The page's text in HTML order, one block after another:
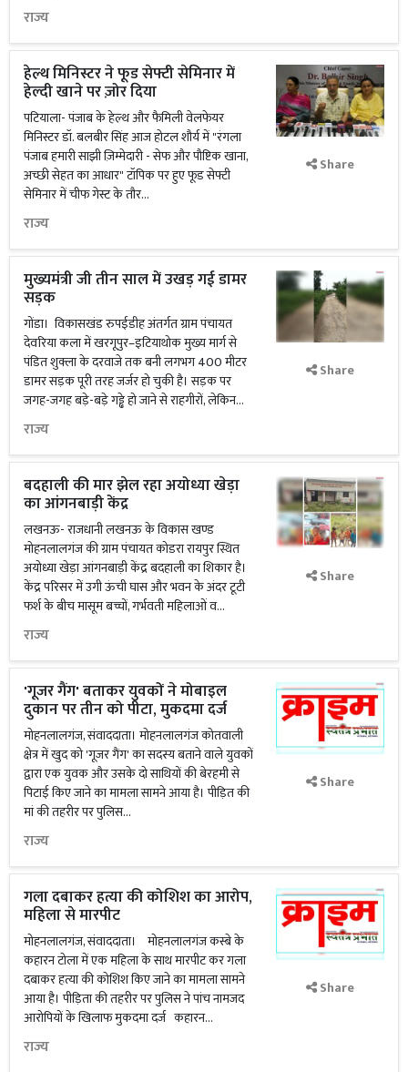
राज्य
हेल्थ मिनिस्टर ने फूड सेफ्टी सेमिनार में
हेल्दी खाने पर ज़ोर दिया
पटियाला- पंजाब के हेल्थ और फैमिली वेलफेयर
मिनिस्टर डॉ. बलबीर सिंह आज होटल शौर्य में "रंगला
पंजाब हमारी साझी ज़िम्मेदारी - सेफ और पौष्टिक खाना,
अच्छी सेहत का आधार" टॉपिक पर हुए फूड सेफ्टी
सेमिनार में चीफ गेस्ट के तौर...
राज्य
Share
मुख्यमंत्री जी तीन साल में उखड़ गई डामर
सड़क
गोंडा। विकासखंड रुपईडीह अंतर्गत ग्राम पंचायत
देवरिया कला में खरगूपुर–इटियाथोक मुख्य मार्ग से
पंडित शुक्ला के दरवाजे तक बनी लगभग 400 मीटर
डामर सड़क पूरी तरह जर्जर हो चुकी है। सड़क पर
जगह-जगह बड़े-बड़े गड्ढे हो जाने से राहगीरों, लेकिन...
राज्य
Share
बदहाली की मार झेल रहा अयोध्या खेड़ा
का आंगनबाड़ी केंद्र
लखनऊ- राजधानी लखनऊ के विकास खण्ड
मोहनलालगंज की ग्राम पंचायत कोडरा रायपुर स्थित
अयोध्या खेड़ा आंगनबाड़ी केंद्र बदहाली का शिकार है।
केंद्र परिसर में उगी ऊंची घास और भवन के अंदर टूटी
फर्श के बीच मासूम बच्चों, गर्भवती महिलाओं व...
राज्य
Share
'गूजर गैंग' बताकर युवकों ने मोबाइल
दुकान पर तीन को पीटा, मुकदमा दर्ज
मोहनलालगंज, संवाददाता। मोहनलालगंज कोतवाली
क्षेत्र में खुद को 'गूजर गैंग' का सदस्य बताने वाले युवकों
द्वारा एक युवक और उसके दो साथियों की बेरहमी से
पिटाई किए जाने का मामला सामने आया है। पीड़ित की
मां की तहरीर पर पुलिस...
राज्य
Share
गला दबाकर हत्या की कोशिश का आरोप,
महिला से मारपीट
मोहनलालगंज, संवाददाता। मोहनलालगंज कस्बे के
कहारन टोला में एक महिला के साथ मारपीट कर गला
दबाकर हत्या की कोशिश किए जाने का मामला सामने
आया है। पीड़िता की तहरीर पर पुलिस ने पांच नामजद
आरोपियों के खिलाफ मुकदमा दर्ज कहारन...
राज्य
Share